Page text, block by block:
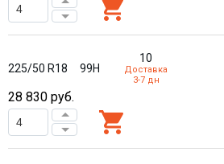
225/50 R18 99H
10
Доставка
3-7 дн
28 830 руб.